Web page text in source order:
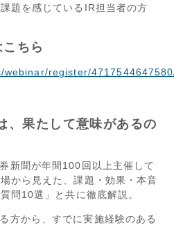
題を感じているIR担当者の方
ちら
register/
、果たして意味があるの
新聞が年間100回以上主催して
から見えた、課題・効果・本音
問10選」と共に徹底解説。
方から、すでに実施経験のある